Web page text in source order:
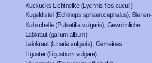
Kuckucks-Lichtnelke (Lychnis flos-cuculi)
Kugeldistel (Echinops sphaerocephalus), Bienen-
Kuhschelle (Pulsatilla vulgaris), Gewöhnliche
Labkraut (galium album)
Leinkraut (Linaria vulgaris), Gemeines
Liguster (Ligustrum vulgare)